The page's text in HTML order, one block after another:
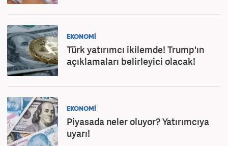
EKONOMİ
Türk yatırımcı ikilemde! Trump'ın
açıklamaları belirleyici olacak!
EKONOMİ
Piyasada neler oluyor? Yatırımcıya
uyarı!